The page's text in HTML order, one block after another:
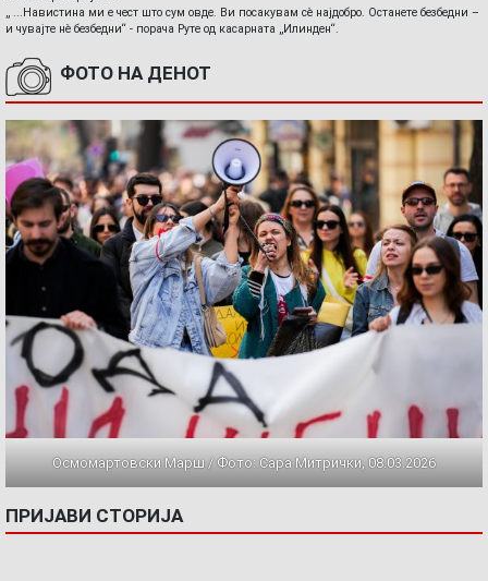
„ ...Навистина ми е чест што сум овде. Ви посакувам сè најдобро. Останете безбедни –
и чувајте нè безбедни“ - порача Руте од касарната „Илинден“.
ФОТО НА ДЕНОТ
Осмомартовски Марш / Фото: Сара Митрички, 08.03.2026
ПРИЈАВИ СТОРИЈА